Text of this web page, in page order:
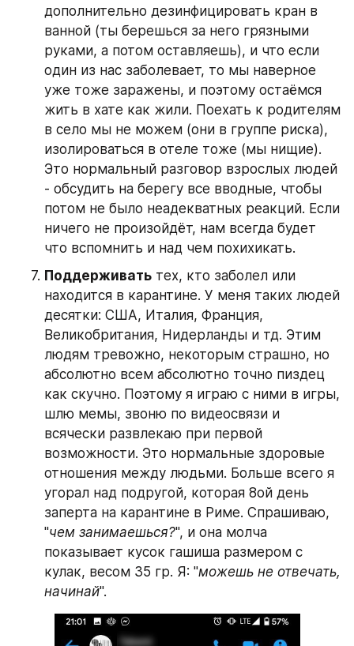
дополнительно дезинфицировать кран в
ванной (ты берешься за него грязными
руками, а потом оставляешь), и что если
один из нас заболевает, то мы наверное
уже тоже заражены, и поэтому остаёмся
жить в хате как жили. Поехать к родителям
в село мы не можем (они в группе риска),
изолироваться в отеле тоже (мы нищие).
Это нормальный разговор взрослых людей
- обсудить на берегу все вводные, чтобы
потом не было неадекватных реакций. Если
ничего не произойдёт, нам всегда будет
что вспомнить и над чем похихикать.
Поддерживать тех, кто заболел или
находится в карантине. У меня таких людей
десятки: США, Италия, Франция,
Великобритания, Нидерланды и тд. Этим
людям тревожно, некоторым страшно, но
абсолютно всем абсолютно точно пиздец
как скучно. Поэтому я играю с ними в игры,
шлю мемы, звоню по видеосвязи и
всячески развлекаю при первой
возможности. Это нормальные здоровые
отношения между людьми. Больше всего я
угорал над подругой, которая 8ой день
заперта на карантине в Риме. Спрашиваю,
"чем занимаешься?", и она молча
показывает кусок гашиша размером с
кулак, весом 35 гр. Я: "можешь не отвечать,
начинай".